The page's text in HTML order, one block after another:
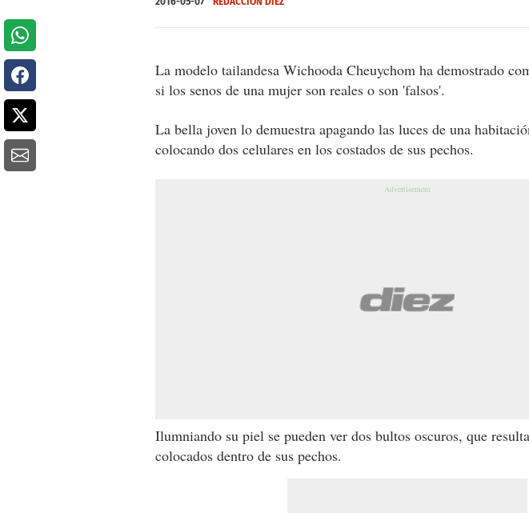
La modelo tailandesa Wichooda Cheuychom ha demostrado
si los senos de una mujer son reales o son 'falsos'.
La bella joven lo demuestra apagando las luces de una
colocando dos celulares en los costados de sus pechos.
Ilumniando su piel se pueden ver dos bultos oscuros, que
colocados dentro de sus pechos.